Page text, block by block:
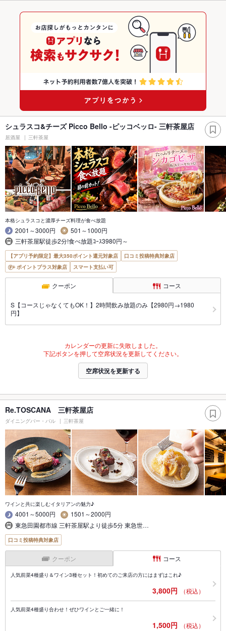
シュラスコ&チーズ Picco Bello -ピッコベッロ- 三軒茶屋店
居酒屋 三軒茶屋
本格シュラスコと濃厚チーズ料理が食べ放題
2001～3000円
501～1000円
三軒茶屋駅徒歩2分!食べ放題ｺｰｽ3980円～
【アプリ予約限定】最大350ポイント還元対象店
口コミ投稿特典対象店
ポイントプラス対象店
スマート支払い可
クーポン コース
S【コースじゃなくてもOK！】2時間飲み放題のみ【2980円→1980
円】
カレンダーの更新に失敗しました。
下記ボタンを押して空席状況を更新してください。
空席状況を更新する
Re.TOSCANA 三軒茶屋店
ダイニングバー・バル 三軒茶屋
ワインと共に楽しむイタリアンの魅力♪
4001～5000円
1501～2000円
東急田園都市線 三軒茶屋駅より徒歩5分 東急世…
口コミ投稿特典対象店
クーポン コース
人気前菜4種盛り＆ワイン3種セット！初めてのご来店の方にはまずはこれ♪
3,800円 （税込）
人気前菜4種盛り合わせ！ぜひワインとご一緒に！
1,500円 （税込）